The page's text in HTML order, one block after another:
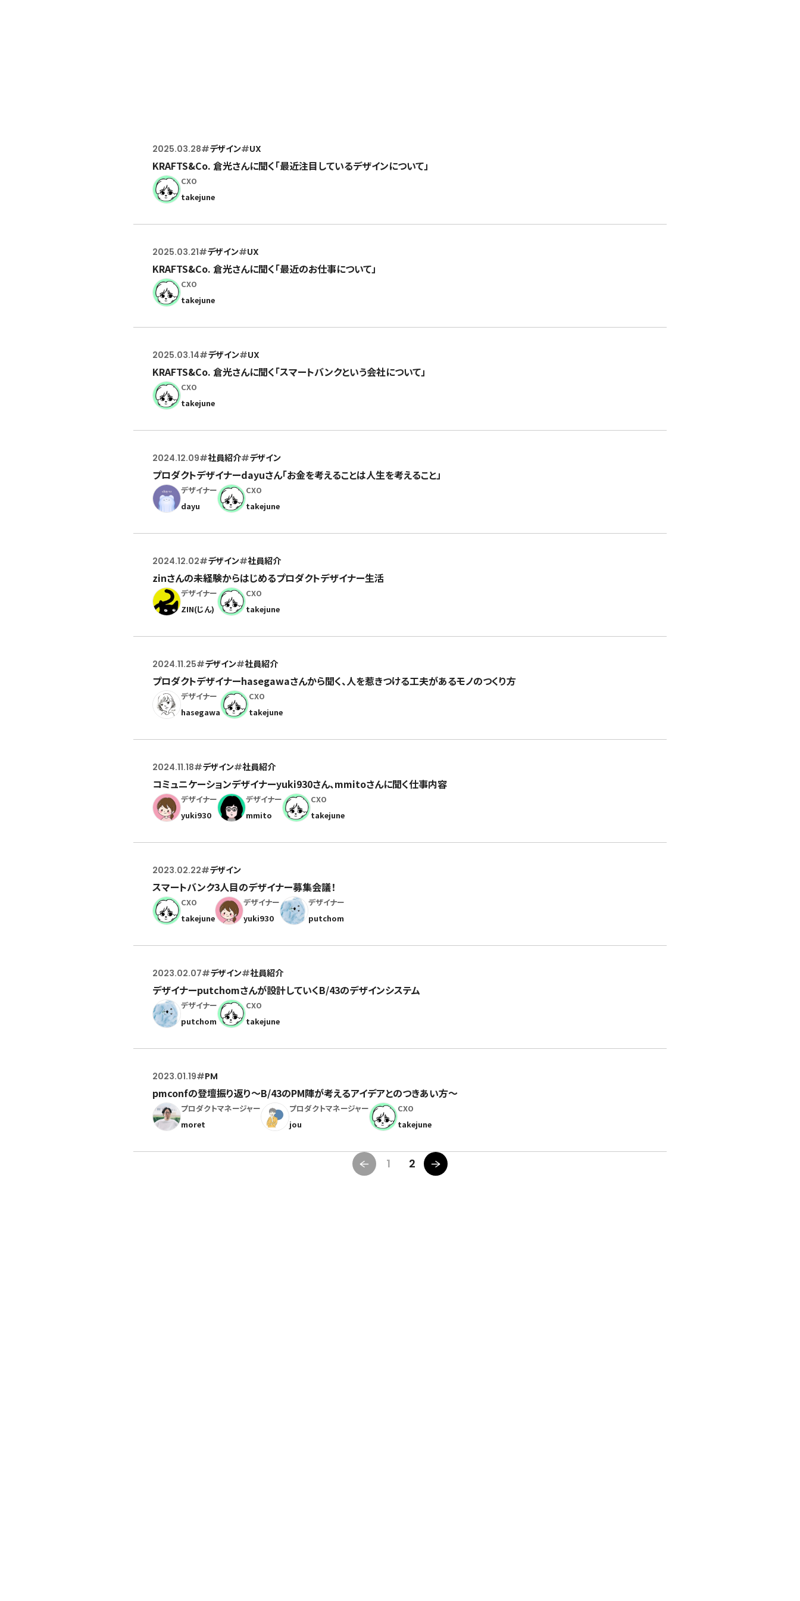
2025.03.28#デザイン#UX
KRAFTS&Co. 倉光さんに聞く「最近注目しているデザインについて」
CXO
takejune
2025.03.21#デザイン#UX
KRAFTS&Co. 倉光さんに聞く「最近のお仕事について」
CXO
takejune
2025.03.14#デザイン#UX
KRAFTS&Co. 倉光さんに聞く「スマートバンクという会社について」
CXO
takejune
2024.12.09#社員紹介#デザイン
プロダクトデザイナーdayuさん「お金を考えることは人生を考えること」
デザイナー
dayu
CXO
takejune
2024.12.02#デザイン#社員紹介
zinさんの未経験からはじめるプロダクトデザイナー生活
デザイナー
ZIN(じん)
CXO
takejune
2024.11.25#デザイン#社員紹介
プロダクトデザイナーhasegawaさんから聞く、人を惹きつける工夫があるモノのつくり方
デザイナー
hasegawa
CXO
takejune
2024.11.18#デザイン#社員紹介
コミュニケーションデザイナーyuki930さん、mmitoさんに聞く仕事内容
デザイナー
yuki930
デザイナー
mmito
CXO
takejune
2023.02.22#デザイン
スマートバンク3人目のデザイナー募集会議！
CXO
takejune
デザイナー
yuki930
デザイナー
putchom
2023.02.07#デザイン#社員紹介
デザイナーputchomさんが設計していくB/43のデザインシステム
デザイナー
putchom
CXO
takejune
2023.01.19#PM
pmconfの登壇振り返り〜B/43のPM陣が考えるアイデアとのつきあい方〜
プロダクトマネージャー
moret
プロダクトマネージャー
jou
CXO
takejune
1 2